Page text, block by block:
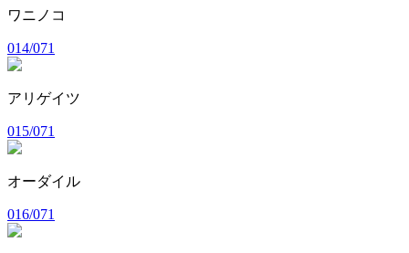
ワニノコ
014/071
アリゲイツ
015/071
オーダイル
016/071